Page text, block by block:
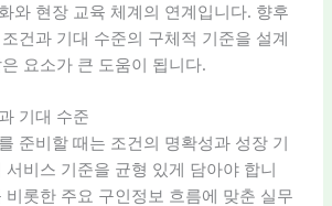
와 현장 교육 체계의 연계입니다. 향후
건과 기대 수준의 구체적 기준을 설계
요소가 큰 도움이 됩니다.
기대 수준
준비할 때는 조건의 명확성과 성장 기
비스 기준을 균형 있게 담아야 합니
비롯한 주요 구인정보 흐름에 맞춘 실무